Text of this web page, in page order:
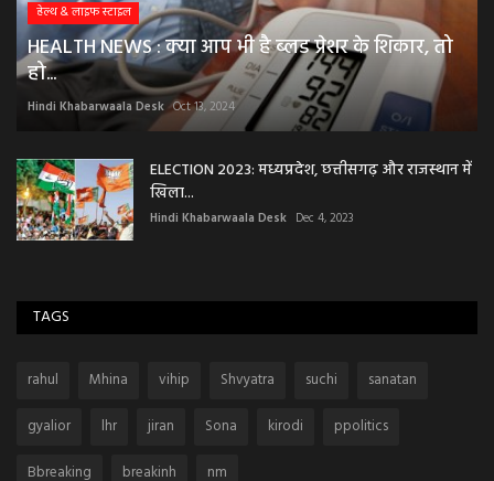
हेल्थ & लाइफ स्टाइल
HEALTH NEWS : क्या आप भी है ब्लड प्रेशर के शिकार, तो
हो...
Hindi Khabarwaala Desk Oct 13, 2024
ELECTION 2023: मध्यप्रदेश, छत्तीसगढ़ और राजस्थान में
खिला...
Hindi Khabarwaala Desk Dec 4, 2023
TAGS
rahul Mhina vihip Shvyatra suchi
sanatan
gyalior
lhr jiran Sona kirodi
ppolitics
Bbreaking
breakinh nm